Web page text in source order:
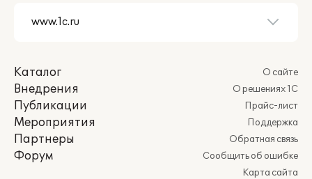
Каталог
Внедрения
Публикации
Мероприятия
Партнеры
Форум
О сайте
О решениях 1С
Прайс-лист
Поддержка
Обратная связь
Сообщить об ошибке
Карта сайта